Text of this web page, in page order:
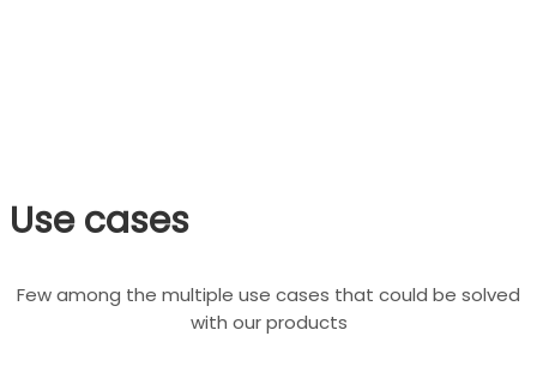
Use cases
Few among the multiple use cases that could be solved
with our products